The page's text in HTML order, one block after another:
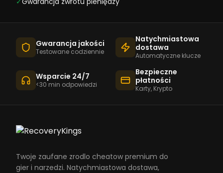
Gwarancja jakości
Testowane codziennie
Natychmiastowa
dostawa
Automatyczne klucze
Wsparcie 24/7
<30 min odpowiedzi
Bezpieczne
płatności
Karty, Krypto
Twoje zaufane zrodlo cheatow premium do
gier i narzedzi. Natychmiastowa dostawa,